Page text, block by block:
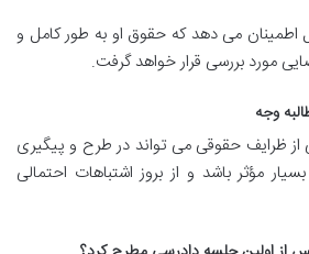
اطمینان می دهد که حقوق او به طور کامل و
مورد بررسی قرار خواهد گرفت.
وجه
ظرایف حقوقی می تواند در طرح و پیگیری
مؤثر باشد و از بروز اشتباهات احتمالی